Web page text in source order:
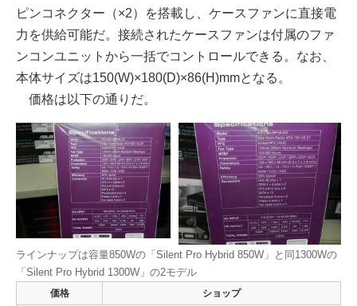
ピンコネクター（×2）を搭載し、ケースファンに直接電
力を供給可能だ。接続されたケースファンは付属のファ
ンコンユニットから一括でコントロールできる。なお、
本体サイズは150(W)×180(D)×86(H)mmとなる。
価格は以下の通りだ。
ラインナップは容量850Wの「Silent Pro Hybrid 850W」と同1300Wの
「Silent Pro Hybrid 1300W」の2モデル
価格 ショップ